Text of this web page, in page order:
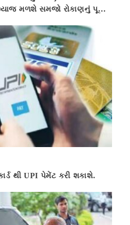
મળશે સમજો રોકાણનું પૂરું
થી UPI પેમેંટ કરી શકાશે.